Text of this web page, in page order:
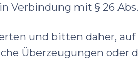
mit § 26
und bitten daher,
Überzeugungen oder